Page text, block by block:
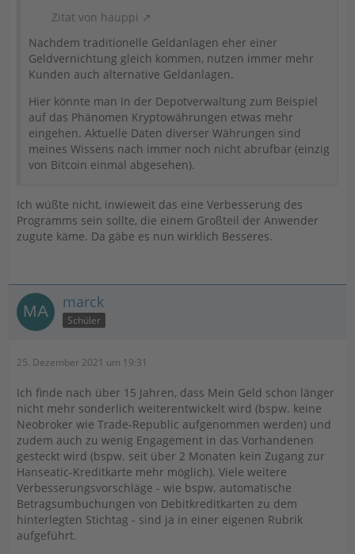
Zitat von hauppi
Nachdem traditionelle Geldanlagen eher einer
Geldvernichtung gleich kommen, nutzen immer mehr
Kunden auch alternative Geldanlagen.
Hier könnte man In der Depotverwaltung zum Beispiel
auf das Phänomen Kryptowährungen etwas mehr
eingehen. Aktuelle Daten diverser Währungen sind
meines Wissens nach immer noch nicht abrufbar (einzig
von Bitcoin einmal abgesehen).
Ich wüßte nicht, inwieweit das eine Verbesserung des
Programms sein sollte, die einem Großteil der Anwender
zugute käme. Da gäbe es nun wirklich Besseres.
marck
Schüler
25. Dezember 2021 um 19:31
Ich finde nach über 15 Jahren, dass Mein Geld schon länger
nicht mehr sonderlich weiterentwickelt wird (bspw. keine
Neobroker wie Trade-Republic aufgenommen werden) und
zudem auch zu wenig Engagement in das Vorhandenen
gesteckt wird (bspw. seit über 2 Monaten kein Zugang zur
Hanseatic-Kreditkarte mehr möglich). Viele weitere
Verbesserungsvorschläge - wie bspw. automatische
Betragsumbuchungen von Debitkreditkarten zu dem
hinterlegten Stichtag - sind ja in einer eigenen Rubrik
aufgeführt.